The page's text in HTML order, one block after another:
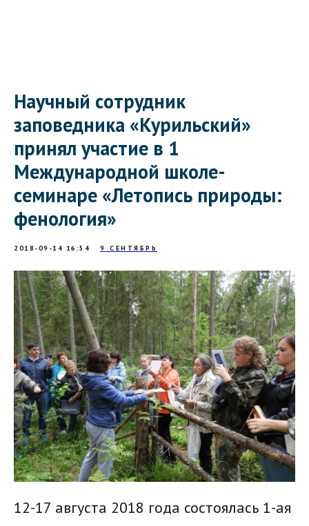
Научный сотрудник
заповедника «Курильский»
принял участие в 1
Международной школе-
семинаре «Летопись природы:
фенология»
2018-09-14 16:54 9 СЕНТЯБРЬ
12-17 августа 2018 года состоялась 1-ая